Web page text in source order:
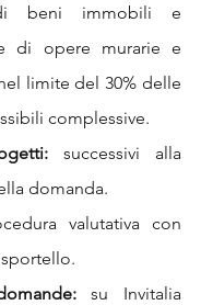
beni immobili e
di opere murarie e
limite del 30% delle
complessive.
successivi alla
domanda.
valutativa con
su Invitalia